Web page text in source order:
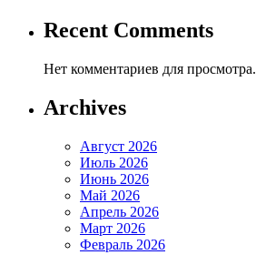
Recent Comments
Нет комментариев для просмотра.
Archives
Август 2026
Июль 2026
Июнь 2026
Май 2026
Апрель 2026
Март 2026
Февраль 2026